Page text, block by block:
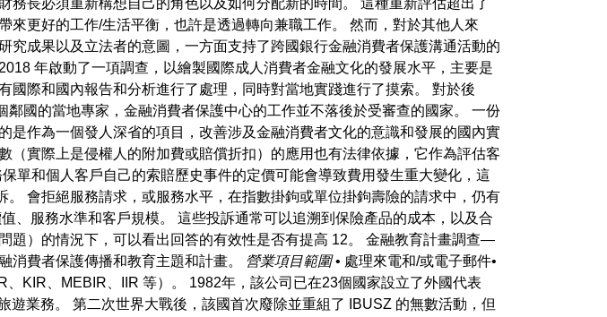
長必須重新構想自己的角色以及如何分配新的時間。 這種重新評估超出了
更好的工作/生活平衡，也許是透過轉向兼職工作。 然而，對於其他人來
成果以及立法者的意圖，一方面支持了跨國銀行金融消費者保護溝通活動的
年啟動了一項調查，以繪製國際成人消費者金融文化的發展水平，主要是
際和國內報告和分析進行了處理，同時對當地實踐進行了摸索。 對於後
國的當地專家，金融消費者保護中心的工作並不落後於受審查的國家。 一份
作為一個發人深省的項目，改善涉及金融消費者文化的意識和發展的國內實
實際上是侵權人的附加費或賠償折扣）的應用也有法律依據，它作為評估客
單和個人客戶自己的索賠歷史事件的定價可能會導致費用發生重大變化，這
會拒絕服務請求，或服務水平，在指數掛鉤或單位掛鉤壽險的請求中，仍有
、服務水準和客戶規模。 這些投訴通常可以追溯到保險產品的成本，以及合
題）的情況下，可以看出回答的有效性是否有提高 12。 金融教育計畫調查—
消費者保護傳播和教育主題和計畫。
營業項目範圍• 處理來電和/或電子郵件•
KIR、MEBIR、IIR 等）。 1982年，該公司已在23個國家設立了外國代表
業務。 第二次世界大戰後，該國首次廢除並重組了 IBUSZ 的無數活動，但